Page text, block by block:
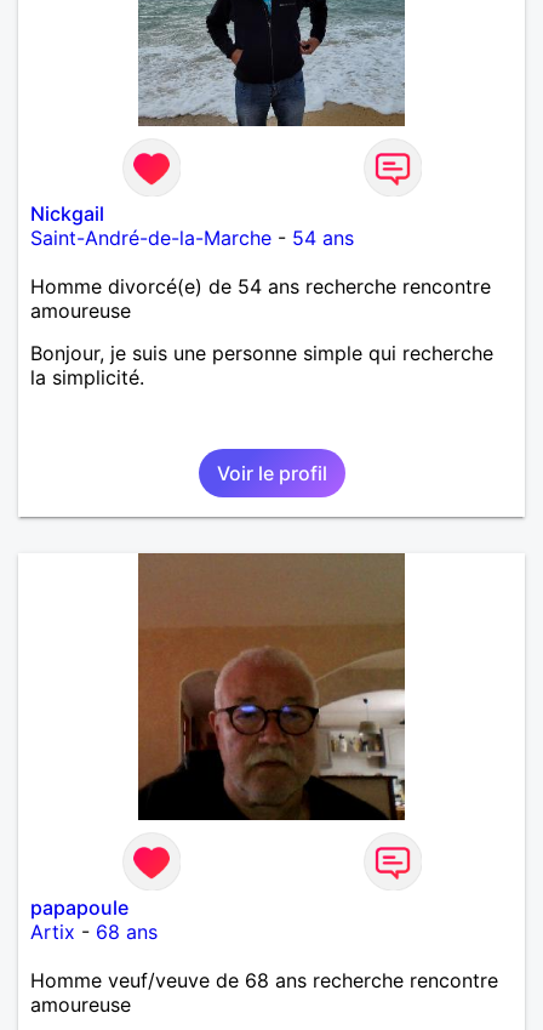
Nickgail
Saint-André-de-la-Marche - 54 ans
Homme divorcé(e) de 54 ans recherche rencontre
amoureuse
Bonjour, je suis une personne simple qui recherche
la simplicité.
Voir le profil
papapoule
Artix - 68 ans
Homme veuf/veuve de 68 ans recherche rencontre
amoureuse